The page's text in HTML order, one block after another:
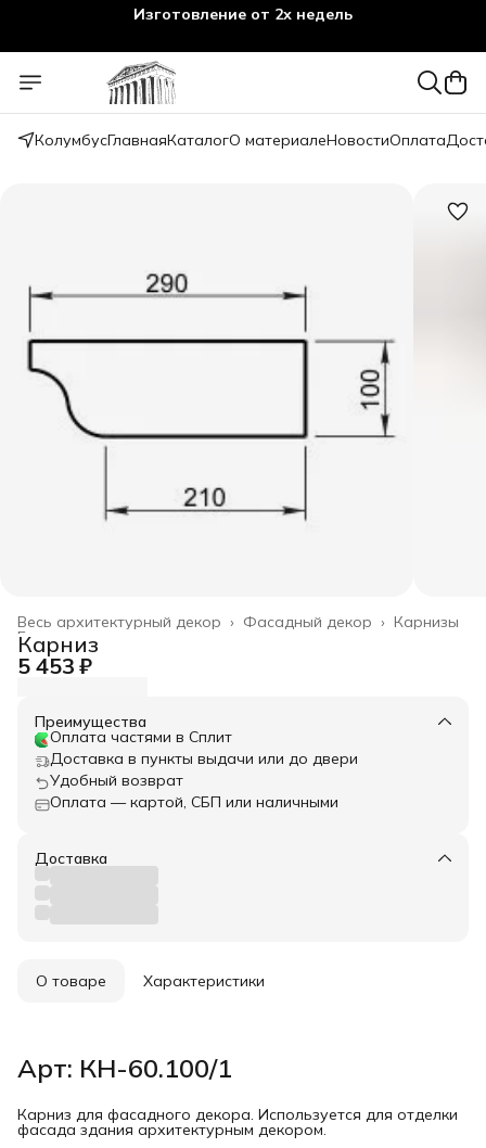
КолумбусГлавнаяКаталогО материалеНовостиОплата
Карнизы
Фасадный декор ›
Весь архитектурный декор ›
Главная ›
Карниз
5 453 ₽
Преимущества
Оплата частями в Сплит
Доставка в пункты выдачи или до двери
Удобный возврат
Оплата — картой, СБП или наличными
Доставка
О товаре Характеристики
Арт: КН-60.100/1
Карниз для фасадного декора. Используется для отделки
фасада здания архитектурным декором.